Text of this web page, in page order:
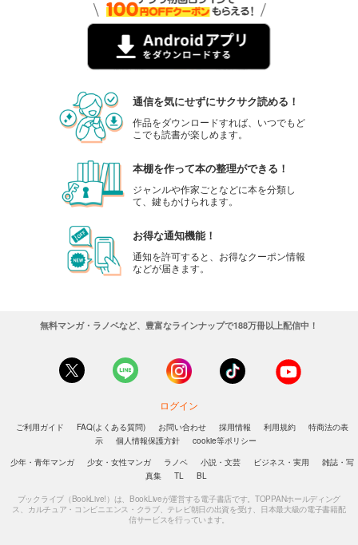
通信を気にせずにサクサク読める！
作品をダウンロードすれば、いつでもど
こでも読書が楽しめます。
本棚を作って本の整理ができる！
ジャンルや作家ごとなどに本を分類し
て、鍵もかけられます。
お得な通知機能！
通知を許可すると、お得なクーポン情報
などが届きます。
無料マンガ・ラノベなど、豊富なラインナップで188万冊以上配信中！
ログイン
ご利用ガイド FAQ(よくある質問) お問い合わせ 採用情報 利用規約
特商法の表
示
個人情報保護方針
cookie等ポリシー
少年・青年マンガ
少女・女性マンガ ラノベ 小説・文芸 ビジネス・実用
雑誌・写
真集
TL BL
ブックライブ（BookLive!）は、BookLiveが運営する電子書店です。TOPPANホールディング
ス、カルチュア・コンビニエンス・クラブ、テレビ朝日の出資を受け、日本最大級の電子書籍配
信サービスを行っています。